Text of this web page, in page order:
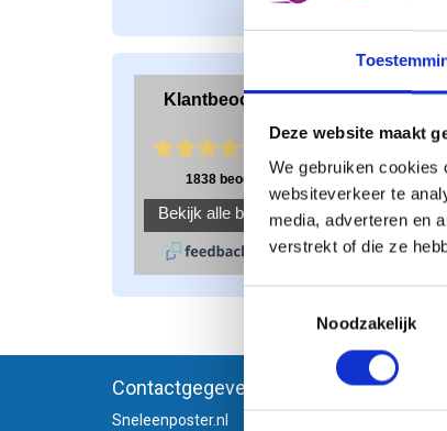
Deze website maakt
We gebruiken cookies
websiteverkeer te
media, adverteren en
verstrekt of die ze
Toestemmingsselectie
Noodzakelijk
Contactgegevens
Sneleenposter.nl